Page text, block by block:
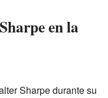
en la
Sharpe durante su